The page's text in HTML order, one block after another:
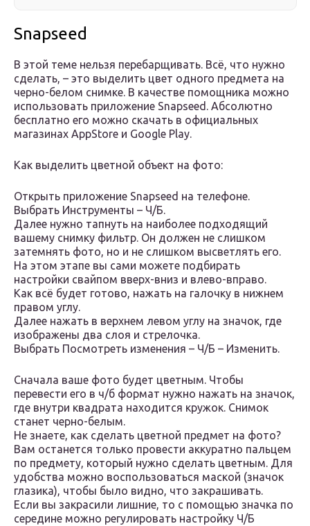
Snapseed
В этой теме нельзя перебарщивать. Всё, что нужно
сделать, – это выделить цвет одного предмета на
черно-белом снимке. В качестве помощника можно
использовать приложение Snapseed. Абсолютно
бесплатно его можно скачать в официальных
магазинах AppStore и Google Play.
Как выделить цветной объект на фото:
Открыть приложение Snapseed на телефоне.
Выбрать Инструменты – Ч/Б.
Далее нужно тапнуть на наиболее подходящий
вашему снимку фильтр. Он должен не слишком
затемнять фото, но и не слишком высветлять его.
На этом этапе вы сами можете подбирать
настройки свайпом вверх-вниз и влево-вправо.
Как всё будет готово, нажать на галочку в нижнем
правом углу.
Далее нажать в верхнем левом углу на значок, где
изображены два слоя и стрелочка.
Выбрать Посмотреть изменения – Ч/Б – Изменить.
Сначала ваше фото будет цветным. Чтобы
перевести его в ч/б формат нужно нажать на значок,
где внутри квадрата находится кружок. Снимок
станет черно-белым.
Не знаете, как сделать цветной предмет на фото?
Вам останется только провести аккуратно пальцем
по предмету, который нужно сделать цветным. Для
удобства можно воспользоваться маской (значок
глазика), чтобы было видно, что закрашивать.
Если вы закрасили лишние, то с помощью значка по
середине можно регулировать настройку Ч/Б